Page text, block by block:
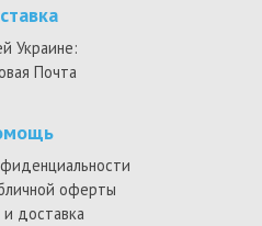
Украине:
Почта
оферты
доставка